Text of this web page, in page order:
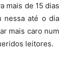
mais de 15 dias
nessa até o dia
mais caro num
leitores.